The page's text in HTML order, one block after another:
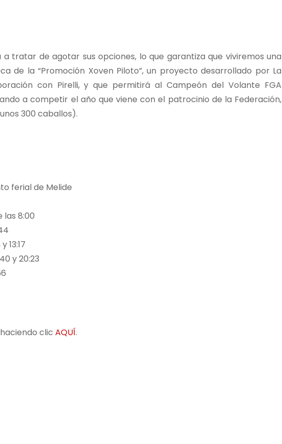
tratar de agotar sus opciones, lo que garantiza que viviremos una
de la “Promoción Xoven Piloto”, un proyecto desarrollado por La
con Pirelli, y que permitirá al Campeón del Volante FGA
a competir el año que viene con el patrocinio de la Federación,
300 caballos).
ferial de Melide
las 8:00
13:17
y 20:23
clic AQUÍ.